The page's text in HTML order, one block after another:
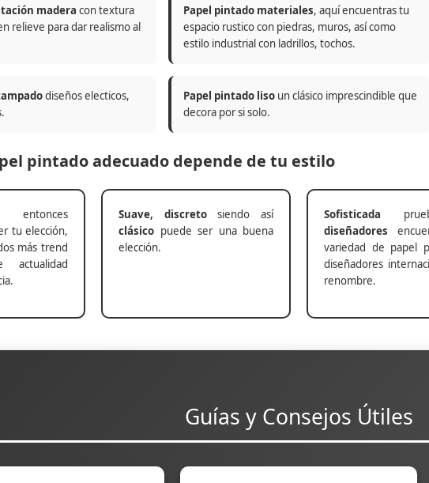
madera con textura
relieve para dar realismo al
Papel pintado materiales, aquí encuentras tu
espacio rustico con piedras, muros, así como
estilo industrial con ladrillos, tochos.
diseños electicos,
Papel pintado liso un clásico imprescindible que
decora por si solo.
pintado adecuado depende de tu estilo
tu elección,
más trend
Suave, discretosiendo así
clásico puede ser una buena
elección.
Sofisticada
diseñadores
variedad de papel
diseñadores
renombre.
Guías y Consejos Útiles